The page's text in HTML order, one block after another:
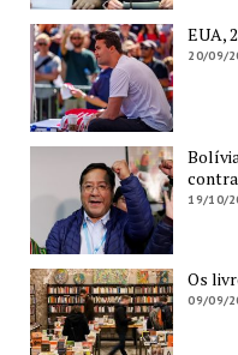
EUA,
20/09/
19/10/
Os
09/09/